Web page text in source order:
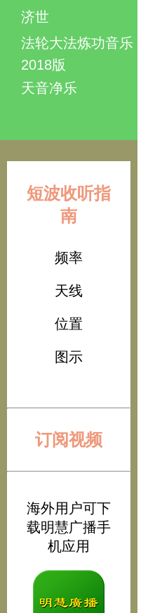
济世
法轮大法炼功音乐
2018版
天音净乐
短波收听指
南
频率
天线
位置
图示
订阅视频
海外用户可下
载明慧广播手
机应用